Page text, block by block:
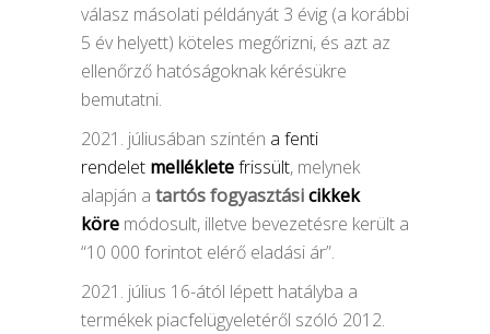
válasz másolati példányát 3 évig (a korábbi
5 év helyett) köteles megőrizni, és azt az
ellenőrző hatóságoknak kérésükre
bemutatni.
2021. júliusában szintén a fenti
rendelet mellékletefrissült, melynek
alapján a tartós fogyasztásicikkek
köre módosult, illetve bevezetésre került a
“10 000 forintot elérő eladási ár”.
2021. július 16-ától lépett hatályba a
termékek piacfelügyeletéről szóló 2012.